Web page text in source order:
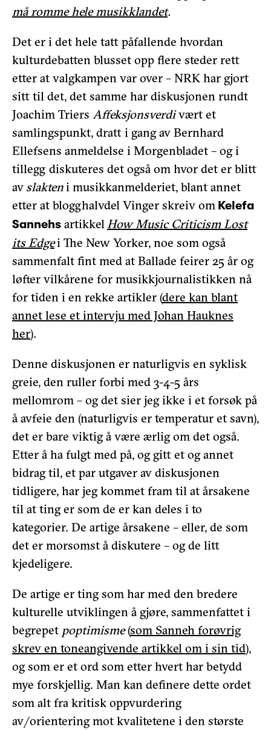
må romme hele musikklandet.
Det er i det hele tatt påfallende hvordan
kulturdebatten blusset opp flere steder rett
etter at valgkampen var over – NRK har gjort
sitt til det, det samme har diskusjonen rundt
Joachim Triers Affeksjonsverdivært et
samlingspunkt, dratt i gang av Bernhard
Ellefsens anmeldelse i Morgenbladet – og i
tillegg diskuteres det også om hvor det er blitt
av slakteni musikkanmelderiet, blant annet
etter at blogghalvdel Vinger skreiv om Kelefa
Sannehs artikkel How Music Criticism Lost
its Edgei The New Yorker, noe som også
sammenfalt fint med at Ballade feirer 25 år og
løfter vilkårene for musikkjournalistikken nå
for tiden i en rekke artikler (dere kan blant
annet lese et intervju med Johan Hauknes
her).
Denne diskusjonen er naturligvis en syklisk
greie, den ruller forbi med 3-4-5 års
mellomrom – og det sier jeg ikke i et forsøk på
å avfeie den (naturligvis er temperatur et savn),
det er bare viktig å være ærlig om det også.
Etter å ha fulgt med på, og gitt et og annet
bidrag til, et par utgaver av diskusjonen
tidligere, har jeg kommet fram til at årsakene
til at ting er som de er kan deles i to
kategorier. De artige årsakene – eller, de som
det er morsomst å diskutere – og de litt
kjedeligere.
De artige er ting som har med den bredere
kulturelle utviklingen å gjøre, sammenfattet i
begrepet poptimisme(som Sanneh forøvrig
skrev en toneangivende artikkel om i sin tid),
og som er et ord som etter hvert har betydd
mye forskjellig. Man kan definere dette ordet
som alt fra kritisk oppvurdering
av/orientering mot kvalitetene i den største